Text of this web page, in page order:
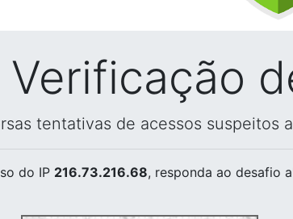
Verificação
tentativas de acessos suspeitos
do IP 216.73.216.68, responda ao desafio